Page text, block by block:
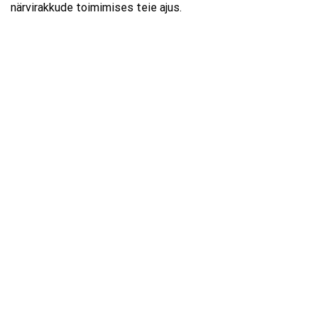
närvirakkude toimimises teie ajus.